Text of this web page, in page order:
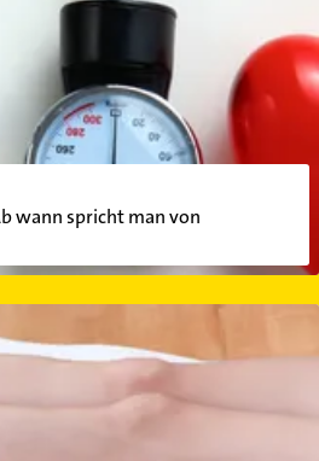
wann spricht man von
erkennen